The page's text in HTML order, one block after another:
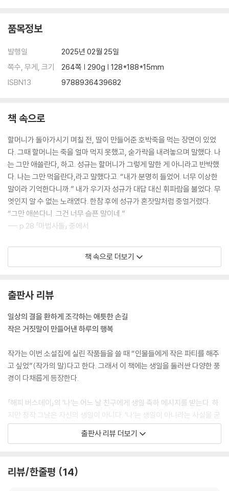
품목정보
발행일
2025년 02월 25일
쪽수, 무게, 크기
264쪽 | 290g | 128*188*15mm
ISBN13
9788936439682
책 속으로
할머니가 돌아가시기 며칠 전, 딸이 만들어준 호박죽을 먹는 장면이 있었
다. 그때 할머니는 죽을 얼마 먹지 못했고, 숟가락을 내려놓으며 말했다. 나
는 그만 애쓸란다, 하고. 성규는 할머니가 그렇게 말한 게 아니라고 반박했
다. 나는 그만 먹을란다,라고 말했다고. “내가 분명히 들었어. 너무 이상한
말이라 기억한다니까.” 내가 우기자 성규가 대답 대신 휘파람을 불었다. 무
엇인지 알 수 없는 노래였다. 한참 후에 성규가 혼잣말처럼 중얼거렸다.
“그만 애쓴다니. 그건 너무 슬픈 말이네.”
--- p.28 「마법사들」 중에서
이모가 들려준 이야기는 이랬다. 작년에 고등학교 동창들이랑 여행을 갔는
데 거기에 느리게 가는 우체통이 있었다는 것. 이모는 땀구멍에게 엽서를
전에 결혼을 했는데 엽서에 적은 그 주소에 계속 살고 있다는 것. 이모의 두
서없는 이야기를 요약하면, 그러니까 그 엽서를 찾으러 가야 하는데 혼자
갈 자신이 없으니 나보고 같이 가달라는 거였다.
엄마와 나는 즐거울 때는 같이 웃었지만 슬플 때는 서로 모른 척했다. 위로
를 해주지 않는 엄마에게 가끔 상처를 받기도 했다. 엄마도 나에게 상처를
마는 들키지 않았으니까. 나는 엄마가 실컷 울 수 있도록 가게 밖으로 나왔
다. 어렸을 때 나는 눈물샘이 자주 막혔다. 슬픈 일이 생기면 그때의 내 사
진을 보았다. 눈이 붓고 눈곱이 낀 아기. 울고 싶어도 울지 못하는 아기. 다
시 눈물샘이 막힌 아기가 된 기분이었다. 울고 싶은데 눈물이 흐르지 않는
아기. 나는 계단에 앉아서 눈을 맞았다. 내 몸을 그대로 통과하는 눈을. 눈
--- pp.122-123 「자장가」 중에서
책 속으로 더보기
출판사 리뷰
일상의 결을 환하게 조각하는 애틋한 손길
작은 거짓말이 만들어낸 하루의 행복
작가는 이번 소설집에 실린 작품들을 쓸 때 “인물들에게 작은 파티를 해주
고 싶었”(작가의 말)다고 한다. 그래서 이 책에는 생일을 둘러싼 다양한 풍
경이 다채롭게 등장한다.
「해피 버스데이」의 ‘나’는 어느 날 친구에게 생일 축하 메시지를 받는다. 하
지만 정작 그날은 자신의 생일이 아니다. ‘나’는 생일이 아니라는 사실을 굳
이 밝히지 않고 하루 동안 생일인 척 살아보기로 한다. 생일을 기념해 저녁
을 사주겠다는 직장 상사와 함께 간 술집에서 ‘나’는 가스 폭발 사고를 당해
게 된 것이다.
출판사 리뷰 더보기
리뷰/한줄평 14